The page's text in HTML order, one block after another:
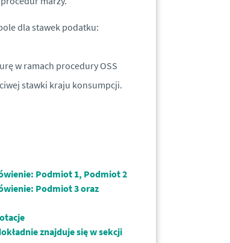
dla stawek podatku:
w ramach procedury OSS
stawki kraju konsumpcji.
Podmiot 1, Podmiot 2
Podmiot 3 oraz
znajduje się w sekcji